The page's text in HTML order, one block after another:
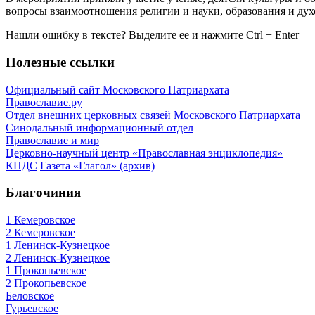
вопросы взаимоотношения религии и науки, образования и
Нашли ошибку в тексте? Выделите ее и нажмите Ctrl + Enter
Полезные ссылки
Официальный сайт Московского Патриархата
Православие.ру
Отдел внешних церковных связей Московского Патриархата
Синодальный информационный отдел
Православие и мир
Церковно-научный центр «Православная энциклопедия»
КПДС Газета «Глагол» (архив)
Благочиния
1 Кемеровское
2 Кемеровское
1 Ленинск-Кузнецкое
2 Ленинск-Кузнецкое
1 Прокопьевское
2 Прокопьевское
Беловское
Гурьевское